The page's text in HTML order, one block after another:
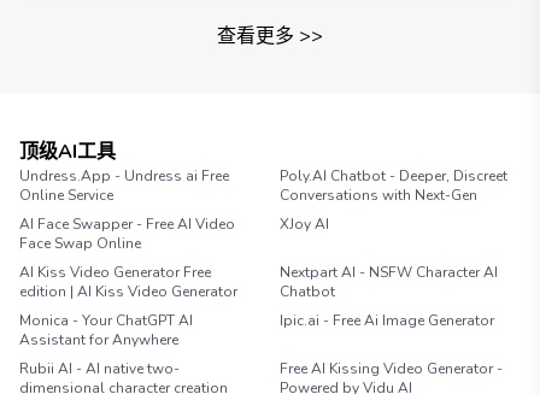
查看更多 >>
顶级AI工具
Undress.App - Undress ai Free
Online Service
Poly.AI Chatbot - Deeper, Discreet
Conversations with Next-Gen
AI Face Swapper - Free AI Video
Face Swap Online
XJoy AI
AI Kiss Video Generator Free
edition | AI Kiss Video Generator
Nextpart AI - NSFW Character AI
Chatbot
Monica - Your ChatGPT AI
Assistant for Anywhere
Ipic.ai - Free Ai Image Generator
Rubii AI - AI native two-
dimensional character creation
Free AI Kissing Video Generator -
Powered by Vidu AI